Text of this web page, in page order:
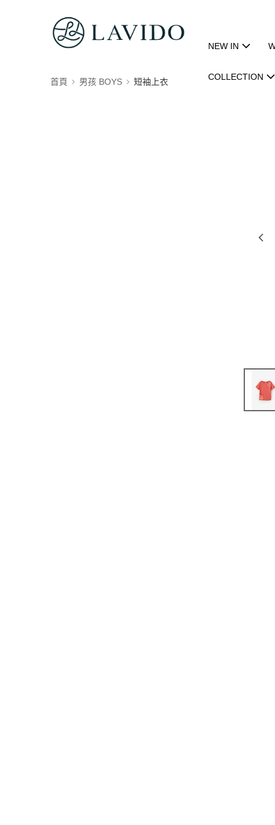
NEW IN
COLLECTION
首頁 男孩 BOYS 短袖上衣